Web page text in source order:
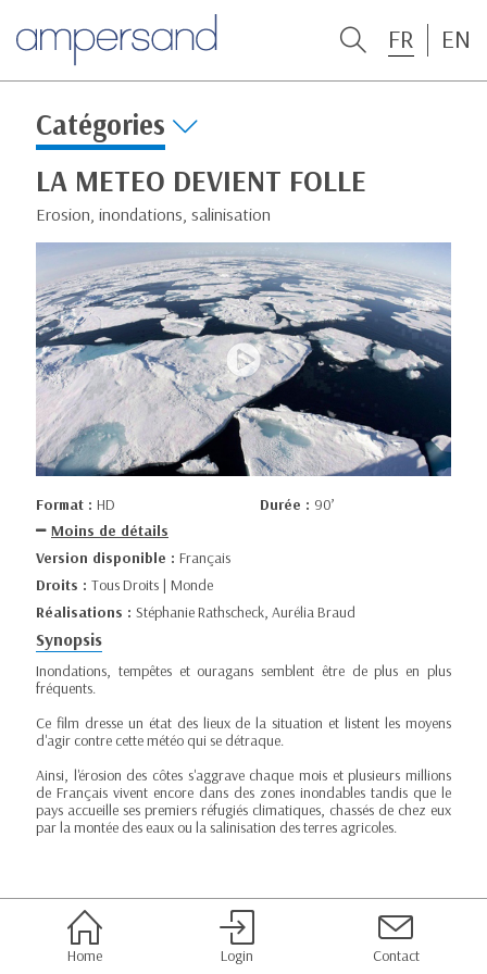
FR EN
Catégories
LA METEO DEVIENT FOLLE
Erosion, inondations, salinisation
Format : HD Durée : 90’
Moins de détails
Version disponible : Français
Droits : Tous Droits | Monde
Réalisations : Stéphanie Rathscheck, Aurélia Braud
Synopsis
Inondations, tempêtes et ouragans semblent être de plus en plus
fréquents.
Ce film dresse un état des lieux de la situation et listent les moyens
d'agir contre cette météo qui se détraque.
Ainsi, l'érosion des côtes s'aggrave chaque mois et plusieurs millions
de Français vivent encore dans des zones inondables tandis que le
pays accueille ses premiers réfugiés climatiques, chassés de chez eux
par la montée des eaux ou la salinisation des terres agricoles.
Home Login Contact